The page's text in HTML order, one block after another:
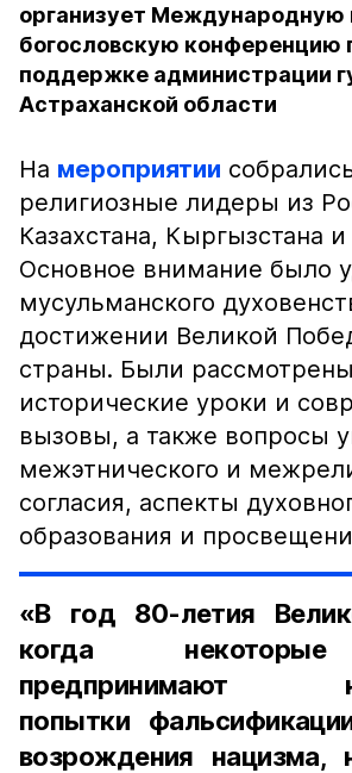
организует Международную
богословскую конференцию
поддержке администрации
Астраханской области
На мероприятии
религиозные лидеры из
Казахстана, Кыргызстана и
Основное внимание было
мусульманского
достижении Великой
страны. Были рассмотрены
исторические уроки и
вызовы, а также вопросы
межэтнического и
согласия, аспекты
образования и
«В год 80-летия
когда
предпринимают
попытки
возрождения